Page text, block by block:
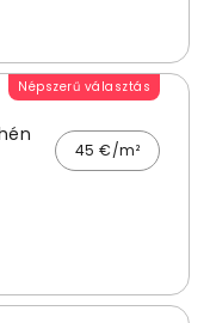
Népszerű választás
45 €/m²